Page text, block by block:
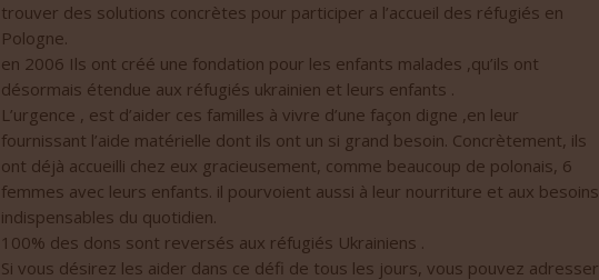
trouver des solutions concrètes pour participer a l’accueil des réfugiés en
Pologne.
en 2006 Ils ont créé une fondation pour les enfants malades ,qu’ils ont
désormais étendue aux réfugiés ukrainien et leurs enfants .
L’urgence , est d’aider ces familles à vivre d’une façon digne ,en leur
fournissant l’aide matérielle dont ils ont un si grand besoin. Concrètement, ils
ont déjà accueilli chez eux gracieusement, comme beaucoup de polonais, 6
femmes avec leurs enfants. il pourvoient aussi à leur nourriture et aux besoins
indispensables du quotidien.
100% des dons sont reversés aux réfugiés Ukrainiens .
Si vous désirez les aider dans ce défi de tous les jours, vous pouvez adresser